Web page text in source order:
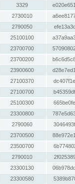
3329
2730010
2790050
25100100
23700700
23700200
23900600
27100370
27100700
25100300
23300800
2790060
23700500
23500700
2790010
23300130
23300580